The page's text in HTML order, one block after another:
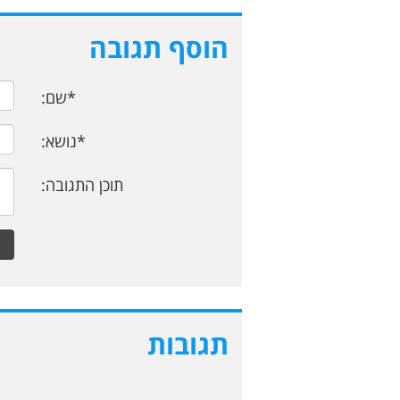
הוסף תגובה
*שם:
*נושא:
תוכן התגובה:
תגובות